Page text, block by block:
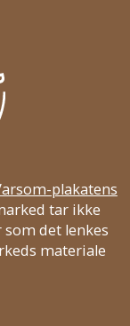
plakatens
tar ikke
det lenkes
materiale